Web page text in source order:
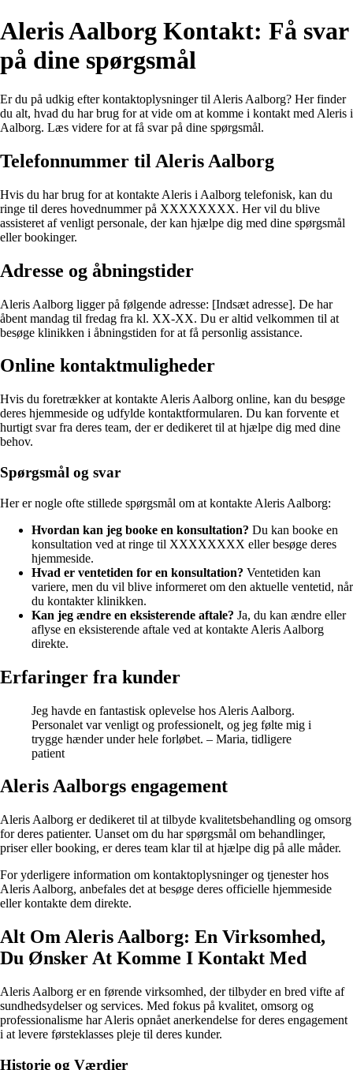
Aleris Aalborg Kontakt: Få svar
på dine spørgsmål
Er du på udkig efter kontaktoplysninger til Aleris Aalborg? Her finder
du alt, hvad du har brug for at vide om at komme i kontakt med Aleris i
Aalborg. Læs videre for at få svar på dine spørgsmål.
Telefonnummer til Aleris Aalborg
Hvis du har brug for at kontakte Aleris i Aalborg telefonisk, kan du
ringe til deres hovednummer på XXXXXXXX. Her vil du blive
assisteret af venligt personale, der kan hjælpe dig med dine spørgsmål
eller bookinger.
Adresse og åbningstider
Aleris Aalborg ligger på følgende adresse: [Indsæt adresse]. De har
åbent mandag til fredag fra kl. XX-XX. Du er altid velkommen til at
besøge klinikken i åbningstiden for at få personlig assistance.
Online kontaktmuligheder
Hvis du foretrækker at kontakte Aleris Aalborg online, kan du besøge
deres hjemmeside og udfylde kontaktformularen. Du kan forvente et
hurtigt svar fra deres team, der er dedikeret til at hjælpe dig med dine
behov.
Spørgsmål og svar
Her er nogle ofte stillede spørgsmål om at kontakte Aleris Aalborg:
Hvordan kan jeg booke en konsultation? Du kan booke en
konsultation ved at ringe til XXXXXXXX eller besøge deres
hjemmeside.
Hvad er ventetiden for en konsultation? Ventetiden kan
variere, men du vil blive informeret om den aktuelle ventetid, når
du kontakter klinikken.
Kan jeg ændre en eksisterende aftale? Ja, du kan ændre eller
aflyse en eksisterende aftale ved at kontakte Aleris Aalborg
direkte.
Erfaringer fra kunder
Jeg havde en fantastisk oplevelse hos Aleris Aalborg.
Personalet var venligt og professionelt, og jeg følte mig i
trygge hænder under hele forløbet. – Maria, tidligere
patient
Aleris Aalborgs engagement
Aleris Aalborg er dedikeret til at tilbyde kvalitetsbehandling og omsorg
for deres patienter. Uanset om du har spørgsmål om behandlinger,
priser eller booking, er deres team klar til at hjælpe dig på alle måder.
For yderligere information om kontaktoplysninger og tjenester hos
Aleris Aalborg, anbefales det at besøge deres officielle hjemmeside
eller kontakte dem direkte.
Alt Om Aleris Aalborg: En Virksomhed,
Du Ønsker At Komme I Kontakt Med
Aleris Aalborg er en førende virksomhed, der tilbyder en bred vifte af
sundhedsydelser og services. Med fokus på kvalitet, omsorg og
professionalisme har Aleris opnået anerkendelse for deres engagement
i at levere førsteklasses pleje til deres kunder.
Historie og Værdier